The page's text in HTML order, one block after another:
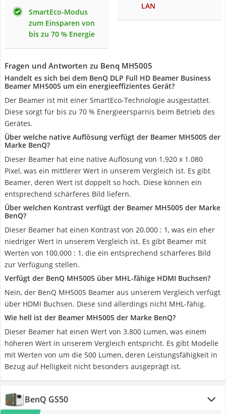
SmartEco-Modus
zum Einsparen von
bis zu 70 % Energie
LAN
Fragen und Antworten zu Benq MH5005
Handelt es sich bei dem BenQ DLP Full HD Beamer Business
Beamer MH5005 um ein energieeffizientes Gerät?
Der Beamer ist mit einer SmartEco-Technologie ausgestattet.
Diese sorgt für bis zu 70 % Energieersparnis beim Betrieb des
Gerätes.
Über welche native Auflösung verfügt der Beamer MH5005 der
Marke BenQ?
Dieser Beamer hat eine native Auflösung von 1.920 x 1.080
Pixel, was ein mittlerer Wert in unserem Vergleich ist. Es gibt
Beamer, deren Wert ist doppelt so hoch. Diese können ein
entsprechend schärferes Bild liefern.
Über welchen Kontrast verfügt der Beamer MH5005 der Marke
BenQ?
Dieser Beamer hat einen Kontrast von 20.000 : 1, was ein eher
niedriger Wert in unserem Vergleich ist. Es gibt Beamer mit
Werten von 100.000 : 1, die ein entsprechend schärferes Bild
zur Verfügung stellen.
Verfügt der BenQ MH5005 über MHL-fähige HDMI Buchsen?
Nein, der BenQ MH5005 Beamer aus unserem Vergleich verfügt
über HDMI Buchsen. Diese sind allerdings nicht MHL-fähig.
Wie hell ist der Beamer MH5005 der Marke BenQ?
Dieser Beamer hat einen Wert von 3.800 Lumen, was einem
höheren Wert in unserem Vergleich entspricht. Es gibt Modelle
mit Werten von um die 500 Lumen, deren Leistungsfähigkeit in
Bezug auf Helligkeit nicht besonders ausgeprägt ist.
BenQ GS50